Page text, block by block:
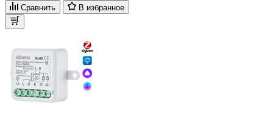
Сравнить В избранное